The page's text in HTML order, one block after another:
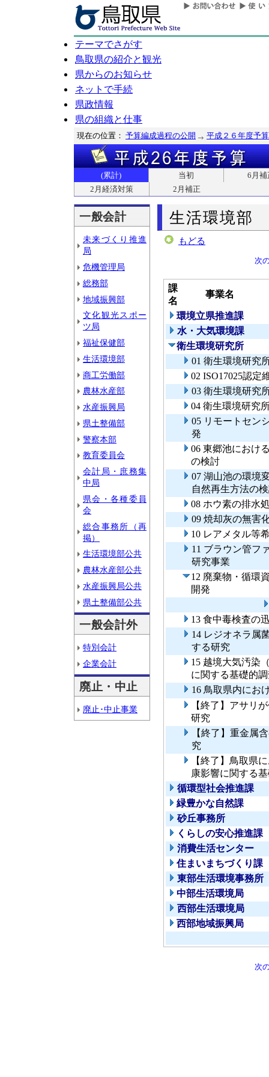
テーマでさがす
鳥取県の紹介と観光
県からのお知らせ
ネットで手続
県政情報
県の組織と仕事
現在の位置： 予算編成過程の公開 平成２６年度予算
(累計) 当初
6月補
2月経済対策
2月補正
一般会計
未来づくり推進
局
危機管理局
総務部
地域振興部
文化観光スポー
ツ局
福祉保健部
生活環境部
商工労働部
農林水産部
水産振興局
県土整備部
警察本部
教育委員会
会計局・庶務集
中局
県会・各種委員
会
総合事務所（再
掲）
生活環境部公共
農林水産部公共
水産振興局公共
県土整備部公共
一般会計外
特別会計
企業会計
廃止・中止
廃止･中止事業
生活環境部
もどる
次
課
名
事業名
環境立県推進課
水・大気環境課
衛生環境研究所
01 衛生環境研究
02 ISO17025認定
03 衛生環境研究
04 衛生環境研究
05 リモートセン
発
06 東郷池におけ
の検討
07 湖山池の環境
自然再生方法の
08 ホウ素の排水
09 焼却灰の無害
10 レアメタル等
11 ブラウン管フ
研究事業
12 廃棄物・循環
開発
13 食中毒検査の
14 レジオネラ属
する研究
15 越境大気汚染
に関する基礎的
16 鳥取県内にお
【終了】アサリ
研究
【終了】重金属
究
【終了】鳥取県
康影響に関する
循環型社会推進課
緑豊かな自然課
砂丘事務所
くらしの安心推進課
消費生活センター
住まいまちづくり課
東部生活環境事務所
中部生活環境局
西部生活環境局
西部地域振興局
次